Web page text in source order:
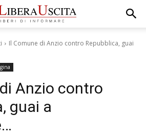
Il Comune di Anzio contro Repubblica, guai
Anzio contro
guai a